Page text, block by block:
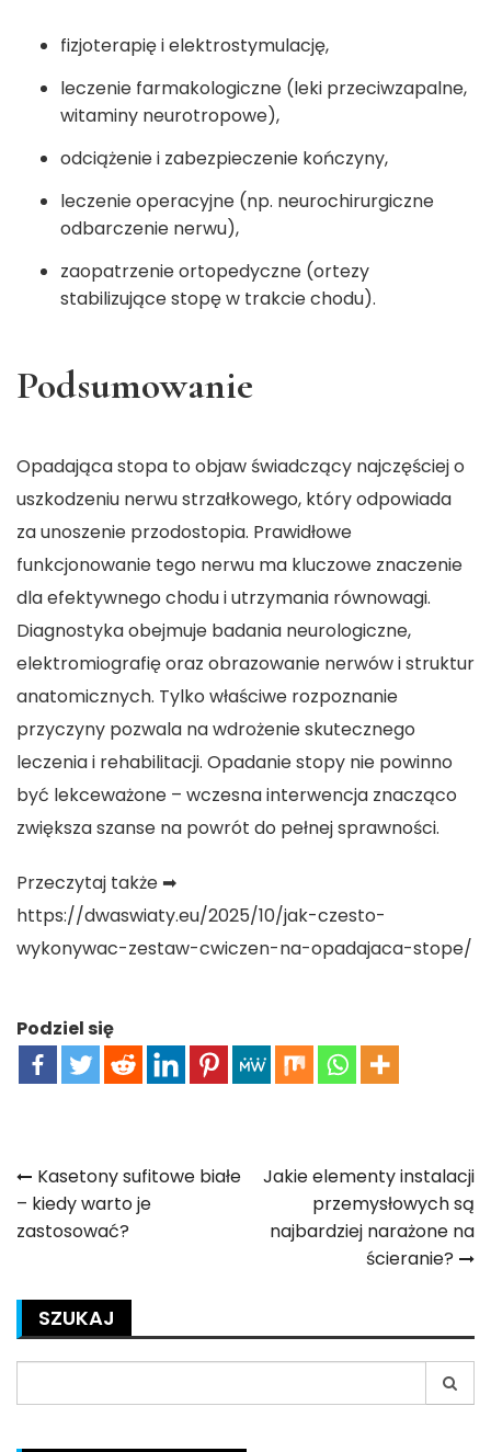
fizjoterapię i elektrostymulację,
leczenie farmakologiczne (leki przeciwzapalne,
witaminy neurotropowe),
odciążenie i zabezpieczenie kończyny,
leczenie operacyjne (np. neurochirurgiczne
odbarczenie nerwu),
zaopatrzenie ortopedyczne (ortezy
stabilizujące stopę w trakcie chodu).
Podsumowanie
Opadająca stopa to objaw świadczący najczęściej o
uszkodzeniu nerwu strzałkowego, który odpowiada
za unoszenie przodostopia. Prawidłowe
funkcjonowanie tego nerwu ma kluczowe znaczenie
dla efektywnego chodu i utrzymania równowagi.
Diagnostyka obejmuje badania neurologiczne,
elektromiografię oraz obrazowanie nerwów i struktur
anatomicznych. Tylko właściwe rozpoznanie
przyczyny pozwala na wdrożenie skutecznego
leczenia i rehabilitacji. Opadanie stopy nie powinno
być lekceważone – wczesna interwencja znacząco
zwiększa szanse na powrót do pełnej sprawności.
Przeczytaj także ➡
https://dwaswiaty.eu/2025/10/jak-czesto-
wykonywac-zestaw-cwiczen-na-opadajaca-stope/
Podziel się
Nawigacja
wpisu
Kasetony sufitowe białe
– kiedy warto je
zastosować?
Jakie elementy instalacji
przemysłowych są
najbardziej narażone na
ścieranie?
SZUKAJ
for: